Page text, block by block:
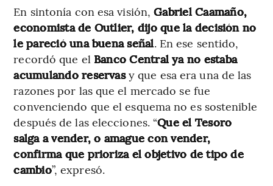
En sintonía con esa visión,Gabriel Caamaño,
economista de Outlier, dijo que la decisión no
le pareció una buena señal. En ese sentido,
recordó que el Banco Central ya no estaba
acumulando reservasy que esa era una de las
razones por las que el mercado se fue
convenciendo que el esquema no es sostenible
después de las elecciones. “Que el Tesoro
salga a vender, o amague con vender,
confirma que prioriza el objetivo de tipo de
cambio”, expresó.